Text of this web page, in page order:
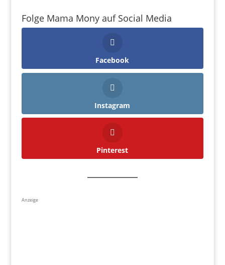
Folge Mama Mony auf Social Media
Facebook
Instagram
Pinterest
Anzeige